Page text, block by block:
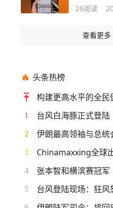
26阅读
查看更多
头条热榜
构建更高水平的全
1 台风白海豚正式登陆
2 伊朗最高领袖与总统
3 Chinamaxxing全球
4 张本智和横滨赛冠军
5 台风登陆现场：狂